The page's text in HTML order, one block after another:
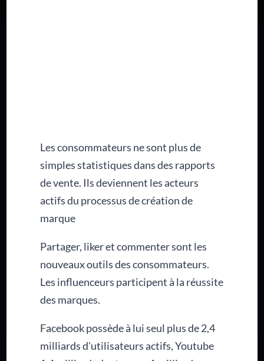
Les consommateurs ne sont plus de
simples statistiques dans des rapports
de vente. Ils deviennent les acteurs
actifs du processus de création de
marque
Partager, liker et commenter sont les
nouveaux outils des consommateurs.
Les influenceurs participent à la réussite
des marques.
Facebook possède à lui seul plus de 2,4
milliards d'utilisateurs actifs, Youtube